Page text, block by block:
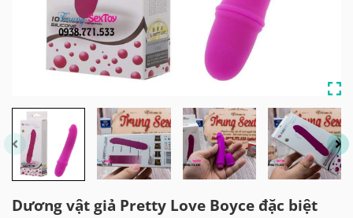
Dương vật giả Pretty Love Boyce đặc biệt